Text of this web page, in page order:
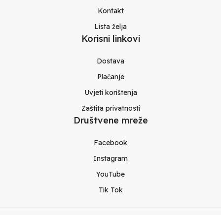
Kontakt
Lista želja
Korisni linkovi
Dostava
Plaćanje
Uvjeti korištenja
Zaštita privatnosti
Društvene mreže
Facebook
Instagram
YouTube
Tik Tok